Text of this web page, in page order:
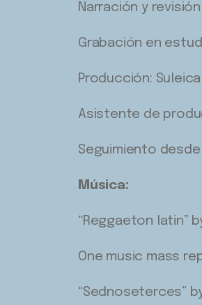
Narración y
Grabación en
Producción: Suleica
Asistente de
Seguimiento desde
Música:
“Reggaeton latin”
One music mass
“Sednoseterces”